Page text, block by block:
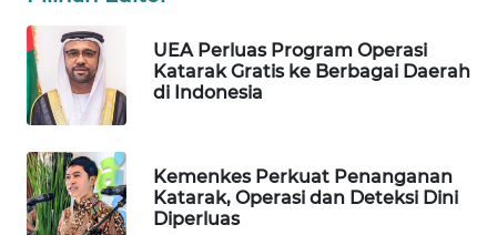
UEA Perluas Program Operasi
Katarak Gratis ke Berbagai Daerah
di Indonesia
Kemenkes Perkuat Penanganan
Katarak, Operasi dan Deteksi Dini
Diperluas
WN
PURWAKARTA
WN
TIMUR
WN